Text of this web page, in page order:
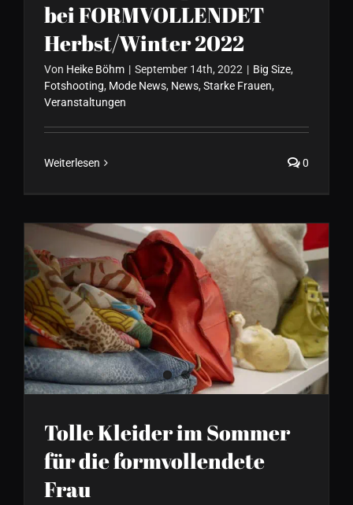
bei FORMVOLLENDET
Herbst/Winter 2022
Von Heike Böhm | September 14th, 2022 | Big Size,
Fotshooting, Mode News, News, Starke Frauen,
Veranstaltungen
Weiterlesen 0
Tolle Kleider im Sommer für
die formvollendete Frau
Tolle Kleider im Sommer
für die formvollendete
Frau